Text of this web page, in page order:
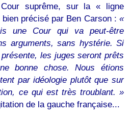
suprême, sur la « ligne
précisé par Ben Carson : «
une Cour qui va peut-être
arguments, sans hystérie. Si
les juges seront prêts
bonne chose. Nous étions
par idéologie plutôt que sur
ce qui est très troublant. »
de la gauche française...